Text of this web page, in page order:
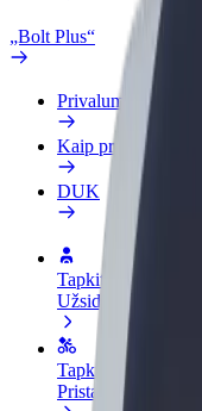
„Bolt Plus“
Privalumai
Kaip prisijungti
DUK
Tapkite vairuotoju
Užsidirbkite jums
Tapkite kurjeriu (-e)
Pristatinėkite